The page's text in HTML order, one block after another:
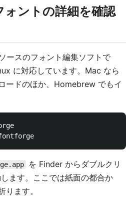
ントの詳細を確認
ースのフォント編集ソフトで
に対応しています。Mac なら
ードのほか、Homebrew でもイ
を Finder からダブルクリ
ます。ここでは紙面の都合か
ります。